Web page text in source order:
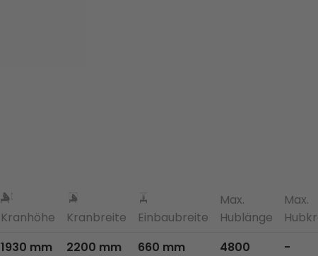
Kranhöhe Kranbreite Einbaubreite
Max.
Hublänge
Max.
1930 mm 2200 mm 660 mm
4800
-